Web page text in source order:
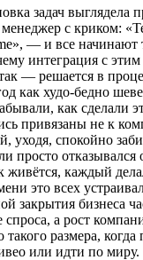
задач выглядела
с криком:
— и все начинают
интеграция с
— решается в
как худо-бедно
как сделали
привязаны не к
уходя, спокойно
просто отказывался
каждый
это всех
закрытия бизнеса
спроса, а рост
размера, когда
или идти по миру.